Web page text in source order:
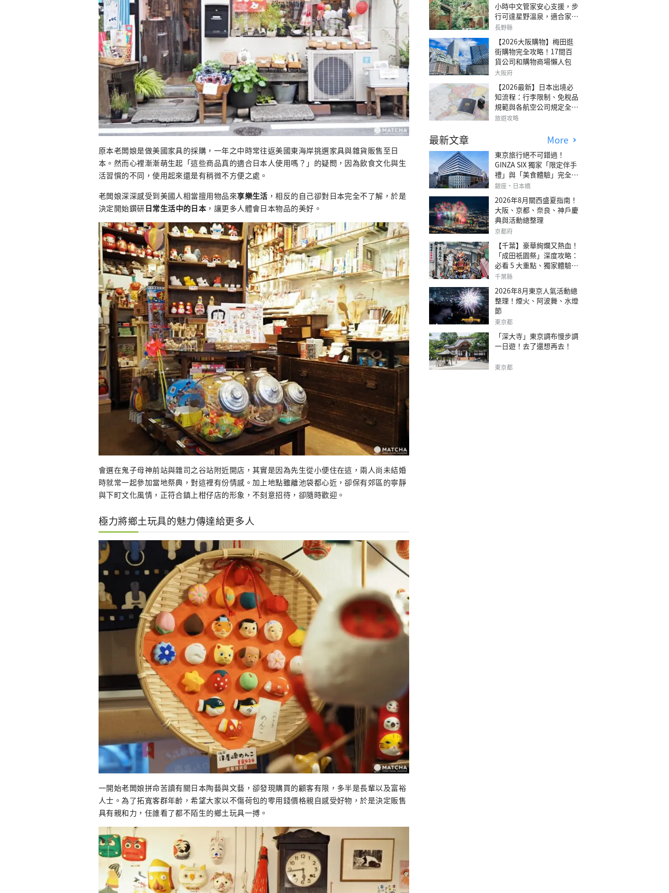
原本老闆娘是做美國家具的採購，一年之中時常往返美國東海岸挑選家具與雜貨販售至日
本。然而心裡漸漸萌生起「這些商品真的適合日本人使用嗎？」的疑問，因為飲食文化與生
活習慣的不同，使用起來還是有稍微不方便之處。
老闆娘深深感受到美國人相當擅用物品來享樂生活 ，相反的自己卻對日本完全不了解，於是
決定開始鑽研日常生活中的日本 ，讓更多人體會日本物品的美好。
會選在鬼子母神前站與雜司之谷站附近開店，其實是因為先生從小便住在這，兩人尚未結婚
時就常一起參加當地祭典，對這裡有份情感。加上地點雖離池袋都心近，卻保有郊區的寧靜
與下町文化風情，正符合鎮上柑仔店的形象，不刻意招待，卻隨時歡迎。
極力將鄉土玩具的魅力傳達給更多人
一開始老闆娘拼命苦讀有關日本陶藝與文藝，卻發現購買的顧客有限，多半是長輩以及富裕
人士。為了拓寬客群年齡，希望大家以不傷荷包的零用錢價格親自感受好物，於是決定販售
具有親和力，任誰看了都不陌生的鄉土玩具一搏。
小時中文管家安心支援，步
行可達星野溫泉，適合家庭
旅行、三代同遊與紀念日的
澤森四季VILLA」
長野縣
【2026大阪購物】梅田逛
街購物完全攻略！17間百
貨公司和購物商場懶人包
大阪府
【2026最新】日本出境必
知流程：行李限制、免稅品
規範與各航空公司規定全攻
略
旅遊攻略
最新文章 More
東京旅行絕不可錯過！
GINZA SIX 獨家「限定伴手
禮」與「美食體驗」完全指
南
銀座・日本橋
2026年8月關西盛夏指南！
大阪、京都、奈良、神戶慶
典與活動總整理
京都府
【千葉】豪華絢爛又熱血！
「成田祇園祭」深度攻略：
必看 5 大重點、獨家體驗指
南
千葉縣
2026年8月東京人氣活動總
整理！煙火、阿波舞、水燈
節
東京都
「深大寺」東京調布慢步調
一日遊！去了還想再去！
東京都